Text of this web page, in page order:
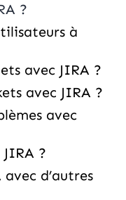
?
à
avec JIRA ?
avec JIRA ?
avec
?
d’autres